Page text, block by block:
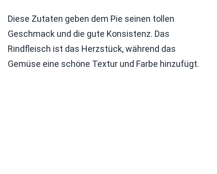
Diese Zutaten geben dem Pie seinen tollen
Geschmack und die gute Konsistenz. Das
Rindfleisch ist das Herzstück, während das
Gemüse eine schöne Textur und Farbe hinzufügt.